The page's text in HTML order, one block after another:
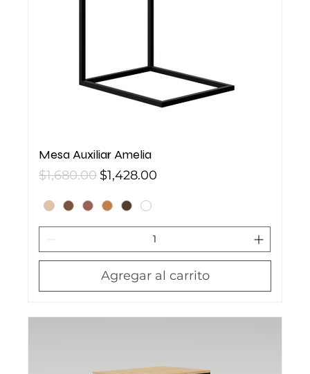
Mesa Auxiliar Amelia
Precio
$1,680.00 Precio de oferta
$1,428.00
Agregar al carrito